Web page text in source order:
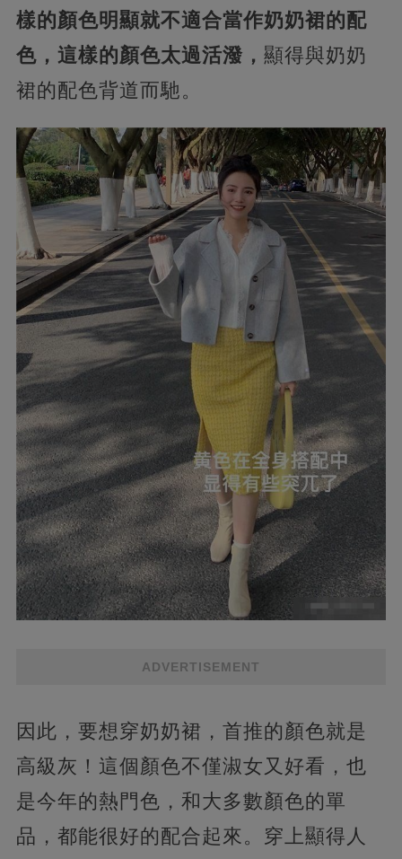
樣的顏色明顯就不適合當作奶奶裙的配
色，這樣的顏色太過活潑， 顯得與奶奶
裙的配色背道而馳。
ADVERTISEMENT
因此，要想穿奶奶裙，首推的顏色就是
高級灰！這個顏色不僅淑女又好看，也
是今年的熱門色，和大多數顏色的單
品，都能很好的配合起來。穿上顯得人